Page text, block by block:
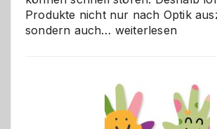
Produkte nicht nur nach Optik
sondern auch… Bad
besser
verstehen
weiterlesen